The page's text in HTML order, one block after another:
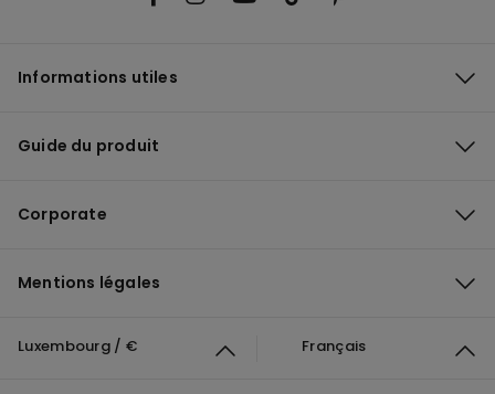
Informations utiles
Guide du produit
Corporate
Mentions légales
Luxembourg / € Français